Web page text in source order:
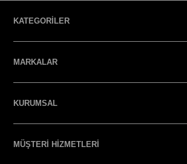
KATEGORİLER
MARKALAR
KURUMSAL
MÜŞTERİ HİZMETLERİ